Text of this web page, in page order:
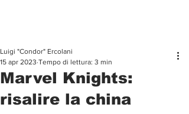
Marvel Knights:
risalire la china
Luigi "Condor" Ercolani
15 apr 2023 Tempo di lettura: 3 min